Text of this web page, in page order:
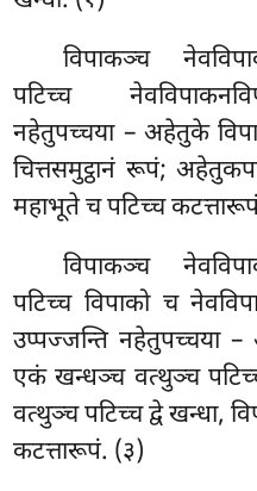
विपाकञ्च
पटिच्च
नहेतुपच्चया – अहेतुके
चित्तसमुट्ठानं रूपं;
महाभूते च पटिच्च
विपाकञ्च
पटिच्च विपाको च
उप्पज्जन्ति नहेतुपच्चया
एकं खन्धञ्च वत्थुञ्च
वत्थुञ्च पटिच्च द्वे खन्धा,
कटत्तारूपं. (३)